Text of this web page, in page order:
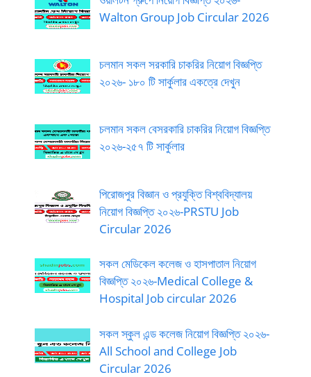
Walton Group Job Circular 2026
চলমান সকল সরকারি চাকরির নিয়োগ বিজ্ঞপ্তি
২০২৬- ১৮০ টি সার্কুলার একত্রে দেখুন
চলমান সকল বেসরকারি চাকরির নিয়োগ বিজ্ঞপ্তি
২০২৬-২৫৭ টি সার্কুলার
পিরোজপুর বিজ্ঞান ও প্রযুক্তি বিশ্ববিদ্যালয়
নিয়োগ বিজ্ঞপ্তি ২০২৬-PRSTU Job
Circular 2026
সকল মেডিকেল কলেজ ও হাসপাতাল নিয়োগ
বিজ্ঞপ্তি ২০২৬-Medical College &
Hospital Job circular 2026
সকল স্কুল এন্ড কলেজ নিয়োগ বিজ্ঞপ্তি ২০২৬-
All School and College Job
Circular 2026